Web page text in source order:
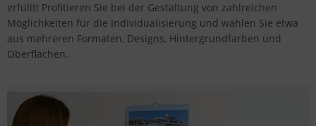
erfüllt! Profitieren Sie bei der Gestaltung von zahlreichen
Möglichkeiten für die Individualisierung und wählen Sie etwa
aus mehreren Formaten, Designs, Hintergrundfarben und
Oberflächen.